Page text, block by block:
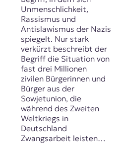
Unmenschlichkeit,
Rassismus und
Antislawismus der Nazis
spiegelt. Nur stark
verkürzt beschreibt der
Begriff die Situation von
fast drei Millionen
zivilen Bürgerinnen und
Bürger aus der
Sowjetunion, die
während des Zweiten
Weltkriegs in
Deutschland
Zwangsarbeit leisten…